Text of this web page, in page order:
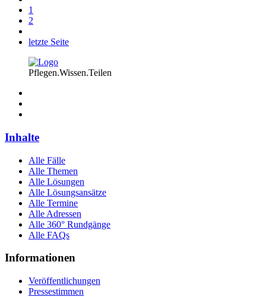
1
2
letzte Seite
Pflegen.Wissen.Teilen
Inhalte
Alle Fälle
Alle Themen
Alle Lösungen
Alle Lösungsansätze
Alle Termine
Alle Adressen
Alle 360° Rundgänge
Alle FAQs
Informationen
Veröffentlichungen
Pressestimmen